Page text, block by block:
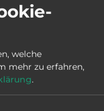
geöffnet
welche
mehr zu erfahren,
.